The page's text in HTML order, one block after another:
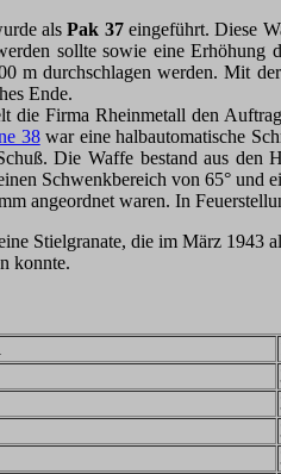
alsPak 37eingeführt. Diese
sollte sowie eine
durchschlagen werden. Mit
Ende.
die Firma Rheinmetall den
38war eine halbautomatische
Die Waffe bestand aus
Schwenkbereich von 65°
angeordnet waren. In
Stielgranate, die im März 1943
konnte.